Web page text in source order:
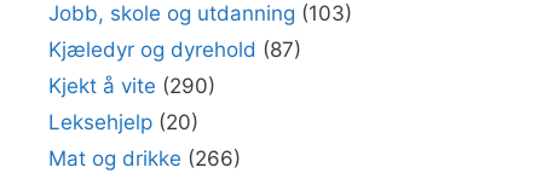
Jobb, skole og utdanning (103)
Kjæledyr og dyrehold (87)
Kjekt å vite (290)
Leksehjelp (20)
Mat og drikke (266)